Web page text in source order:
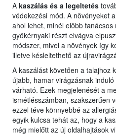
A kaszálás és a legeltetés
védekezési mód. A növényeket
ahol lehet, minél előbb
gyökérnyaki részt elvágva
módszer, mivel a növények így
illetve késleltethető az
A kaszálást követően a talajhoz
újabb, hamar virágzásnak
várható. Ezek megjelenését a
ismétlésszámban, szakszerűen
ezzel téve könnyebbé az
egyik kulcsa tehát az, hogy a
még mielőtt az új oldalhajtások